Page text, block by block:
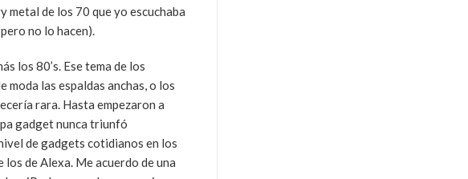
metal de los 70 que yo escuchaba
no lo hacen).
los 80’s. Ese tema de los
moda las espaldas anchas, o los
rara. Hasta empezaron a
gadget nunca triunfó
de gadgets cotidianos en los
los de Alexa. Me acuerdo de una